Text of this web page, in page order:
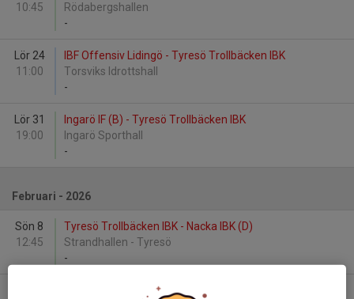
10:45
Rödabergshallen
-
Lör 24
11:00
IBF Offensiv Lidingö - Tyresö Trollbäcken IBK
Torsviks Idrottshall
-
Lör 31
19:00
Ingarö IF (B) - Tyresö Trollbäcken IBK
Ingarö Sporthall
-
Februari - 2026
Sön 8
12:45
Tyresö Trollbäcken IBK - Nacka IBK (D)
Strandhallen - Tyresö
-
Tyresö Trollbäcken IBK - Segeltorps IF IBF